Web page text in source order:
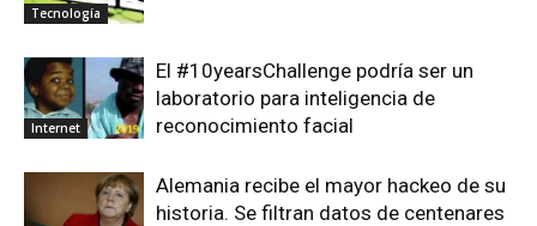
Tecnología
Internet
El #10yearsChallenge podría ser un
laboratorio para inteligencia de
reconocimiento facial
Alemania recibe el mayor hackeo de su
historia. Se filtran datos de centenares